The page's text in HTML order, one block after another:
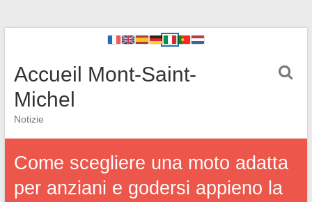
Accueil Mont-Saint-
Michel
Notizie
Come scegliere una moto adatta
per anziani e godersi appieno la